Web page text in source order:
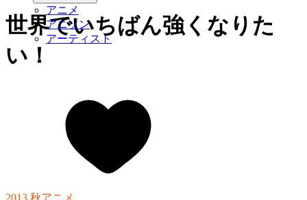
アニメ
アニソン
アーティスト
世界でいちばん強くなりた
い！
2013 秋アニメ